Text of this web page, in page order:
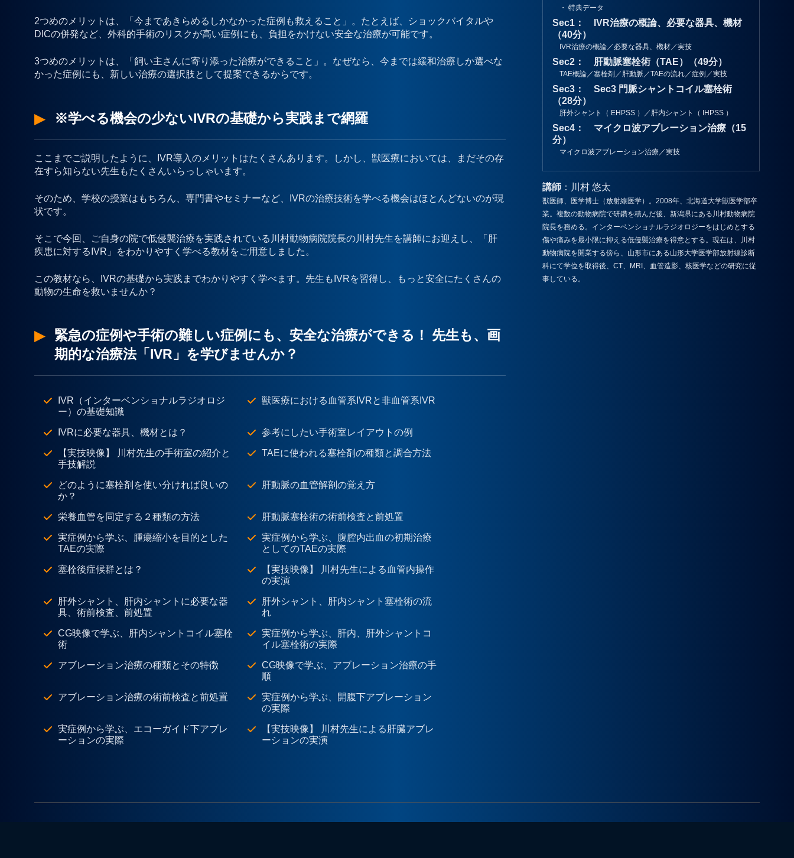
2つめのメリットは、「今まであきらめるしかなかった症例も救えること」。たとえば、ショックバイタルや
DICの併発など、外科的手術のリスクが高い症例にも、負担をかけない安全な治療が可能です。
3つめのメリットは、「飼い主さんに寄り添った治療ができること」。なぜなら、今までは緩和治療しか選べな
かった症例にも、新しい治療の選択肢として提案できるからです。
※学べる機会の少ないIVRの基礎から実践まで網羅
ここまでご説明したように、IVR導入のメリットはたくさんあります。しかし、獣医療においては、まだその存
在すら知らない先生もたくさんいらっしゃいます。
そのため、学校の授業はもちろん、専門書やセミナーなど、IVRの治療技術を学べる機会はほとんどないのが現
状です。
そこで今回、ご自身の院で低侵襲治療を実践されている川村動物病院院長の川村先生を講師にお迎えし、「肝
疾患に対するIVR」をわかりやすく学べる教材をご用意しました。
この教材なら、IVRの基礎から実践までわかりやすく学べます。先生もIVRを習得し、もっと安全にたくさんの
動物の生命を救いませんか？
緊急の症例や手術の難しい症例にも、安全な治療ができる！ 先生も、画
期的な治療法「IVR」を学びませんか？
IVR（インターベンショナルラジオロジ
ー）の基礎知識
獣医療における血管系IVRと非血管系IVR
IVRに必要な器具、機材とは？ 参考にしたい手術室レイアウトの例
【実技映像】 川村先生の手術室の紹介と
手技解説
TAEに使われる塞栓剤の種類と調合方法
どのように塞栓剤を使い分ければ良いの
か？
肝動脈の血管解剖の覚え方
栄養血管を同定する２種類の方法 肝動脈塞栓術の術前検査と前処置
実症例から学ぶ、腫瘍縮小を目的とした
TAEの実際
実症例から学ぶ、腹腔内出血の初期治療
としてのTAEの実際
塞栓後症候群とは？
【実技映像】 川村先生による血管内操作
の実演
肝外シャント、肝内シャントに必要な器
具、術前検査、前処置
肝外シャント、肝内シャント塞栓術の流
れ
CG映像で学ぶ、肝内シャントコイル塞栓
術
実症例から学ぶ、肝内、肝外シャントコ
イル塞栓術の実際
アブレーション治療の種類とその特徴
CG映像で学ぶ、アブレーション治療の手
順
アブレーション治療の術前検査と前処置
実症例から学ぶ、開腹下アブレーション
の実際
実症例から学ぶ、エコーガイド下アブレ
ーションの実際
【実技映像】 川村先生による肝臓アブレ
ーションの実演
・ 特典データ
Sec1： IVR治療の概論、必要な器具、機材
（40分）
IVR治療の概論／必要な器具、機材／実技
Sec2： 肝動脈塞栓術（TAE）（49分）
TAE概論／塞栓剤／肝動脈／TAEの流れ／症例／実技
Sec3： Sec3 門脈シャントコイル塞栓術
（28分）
肝外シャント（ EHPSS ）／肝内シャント（ IHPSS ）
Sec4： マイクロ波アブレーション治療（15
分）
マイクロ波アブレーション治療／実技
講師：川村 悠太
獣医師、医学博士（放射線医学）。2008年、北海道大学獣医学部卒
業。複数の動物病院で研鑽を積んだ後、新潟県にある川村動物病院
院長を務める。インターベンショナルラジオロジーをはじめとする
傷や痛みを最小限に抑える低侵襲治療を得意とする。現在は、川村
動物病院を開業する傍ら、山形市にある山形大学医学部放射線診断
科にて学位を取得後、CT、MRI、血管造影、核医学などの研究に従
事している。